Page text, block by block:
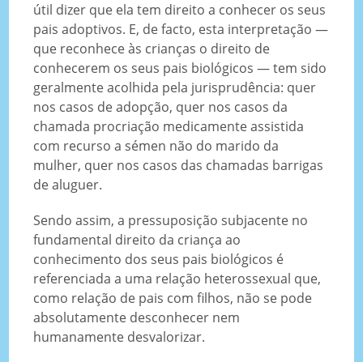
útil dizer que ela tem direito a conhecer os seus
pais adoptivos. E, de facto, esta interpretação —
que reconhece às crianças o direito de
conhecerem os seus pais biológicos — tem sido
geralmente acolhida pela jurisprudência: quer
nos casos de adopção, quer nos casos da
chamada procriação medicamente assistida
com recurso a sémen não do marido da
mulher, quer nos casos das chamadas barrigas
de aluguer.
Sendo assim, a pressuposição subjacente no
fundamental direito da criança ao
conhecimento dos seus pais biológicos é
referenciada a uma relação heterossexual que,
como relação de pais com filhos, não se pode
absolutamente desconhecer nem
humanamente desvalorizar.